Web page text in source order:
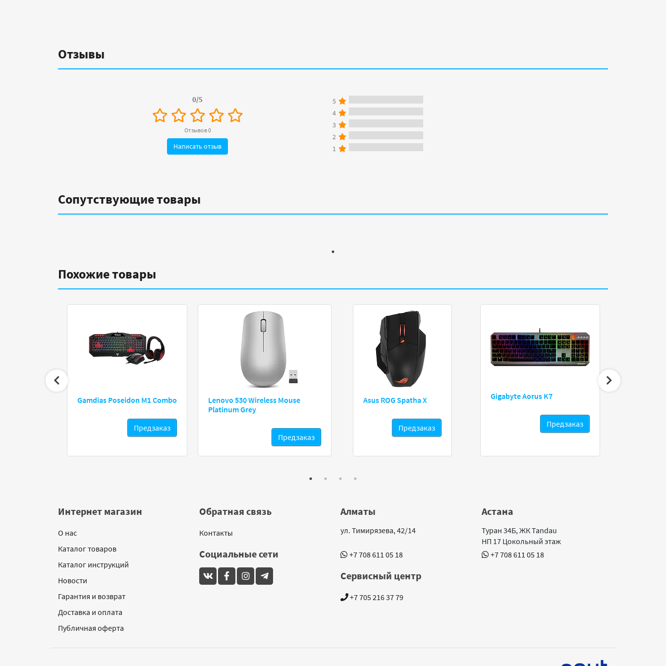
Отзывы
0/5
Отзывов 0
Написать отзыв
5
4
3
2
1
Сопутствующие товары
Похожие товары
Gamdias Poseidon M1 Combo
Предзаказ
Lenovo 530 Wireless Mouse
Platinum Grey
Предзаказ
Asus ROG Spatha X
Предзаказ
Gigabyte Aorus K7
Предзаказ
Интернет магазин
О нас
Каталог товаров
Каталог инструкций
Новости
Гарантия и возврат
Доставка и оплата
Публичная оферта
Обратная связь
Контакты
Социальные сети
Алматы
ул. Тимирязева, 42/14
+7 708 611 05 18
Астана
Туран 34Б, ЖК Tandau
НП 17 Цокольный этаж
+7 708 611 05 18
Сервисный центр
+7 705 216 37 79